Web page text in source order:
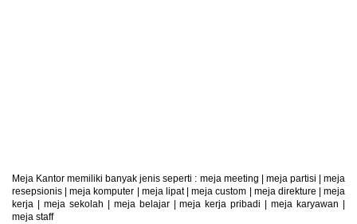
Meja Kantor memiliki banyak jenis seperti : meja meeting meja partisi |meja
resepsionis |meja komputer meja lipat|meja custom meja direkture |meja
kerja
meja sekolah meja belajar|meja kerja pribadi |meja karyawan
meja staff